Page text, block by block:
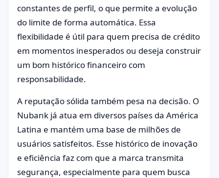
constantes de perfil, o que permite a evolução
do limite de forma automática. Essa
flexibilidade é útil para quem precisa de crédito
em momentos inesperados ou deseja construir
um bom histórico financeiro com
responsabilidade.
A reputação sólida também pesa na decisão. O
Nubank já atua em diversos países da América
Latina e mantém uma base de milhões de
usuários satisfeitos. Esse histórico de inovação
e eficiência faz com que a marca transmita
segurança, especialmente para quem busca